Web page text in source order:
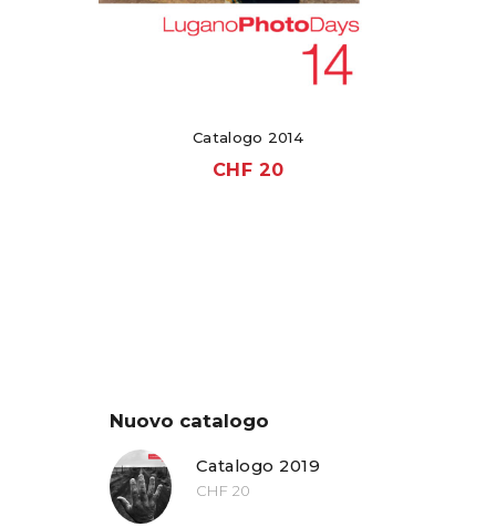
Catalogo 2014
CHF 20
Nuovo catalogo
Catalogo 2019
CHF 20